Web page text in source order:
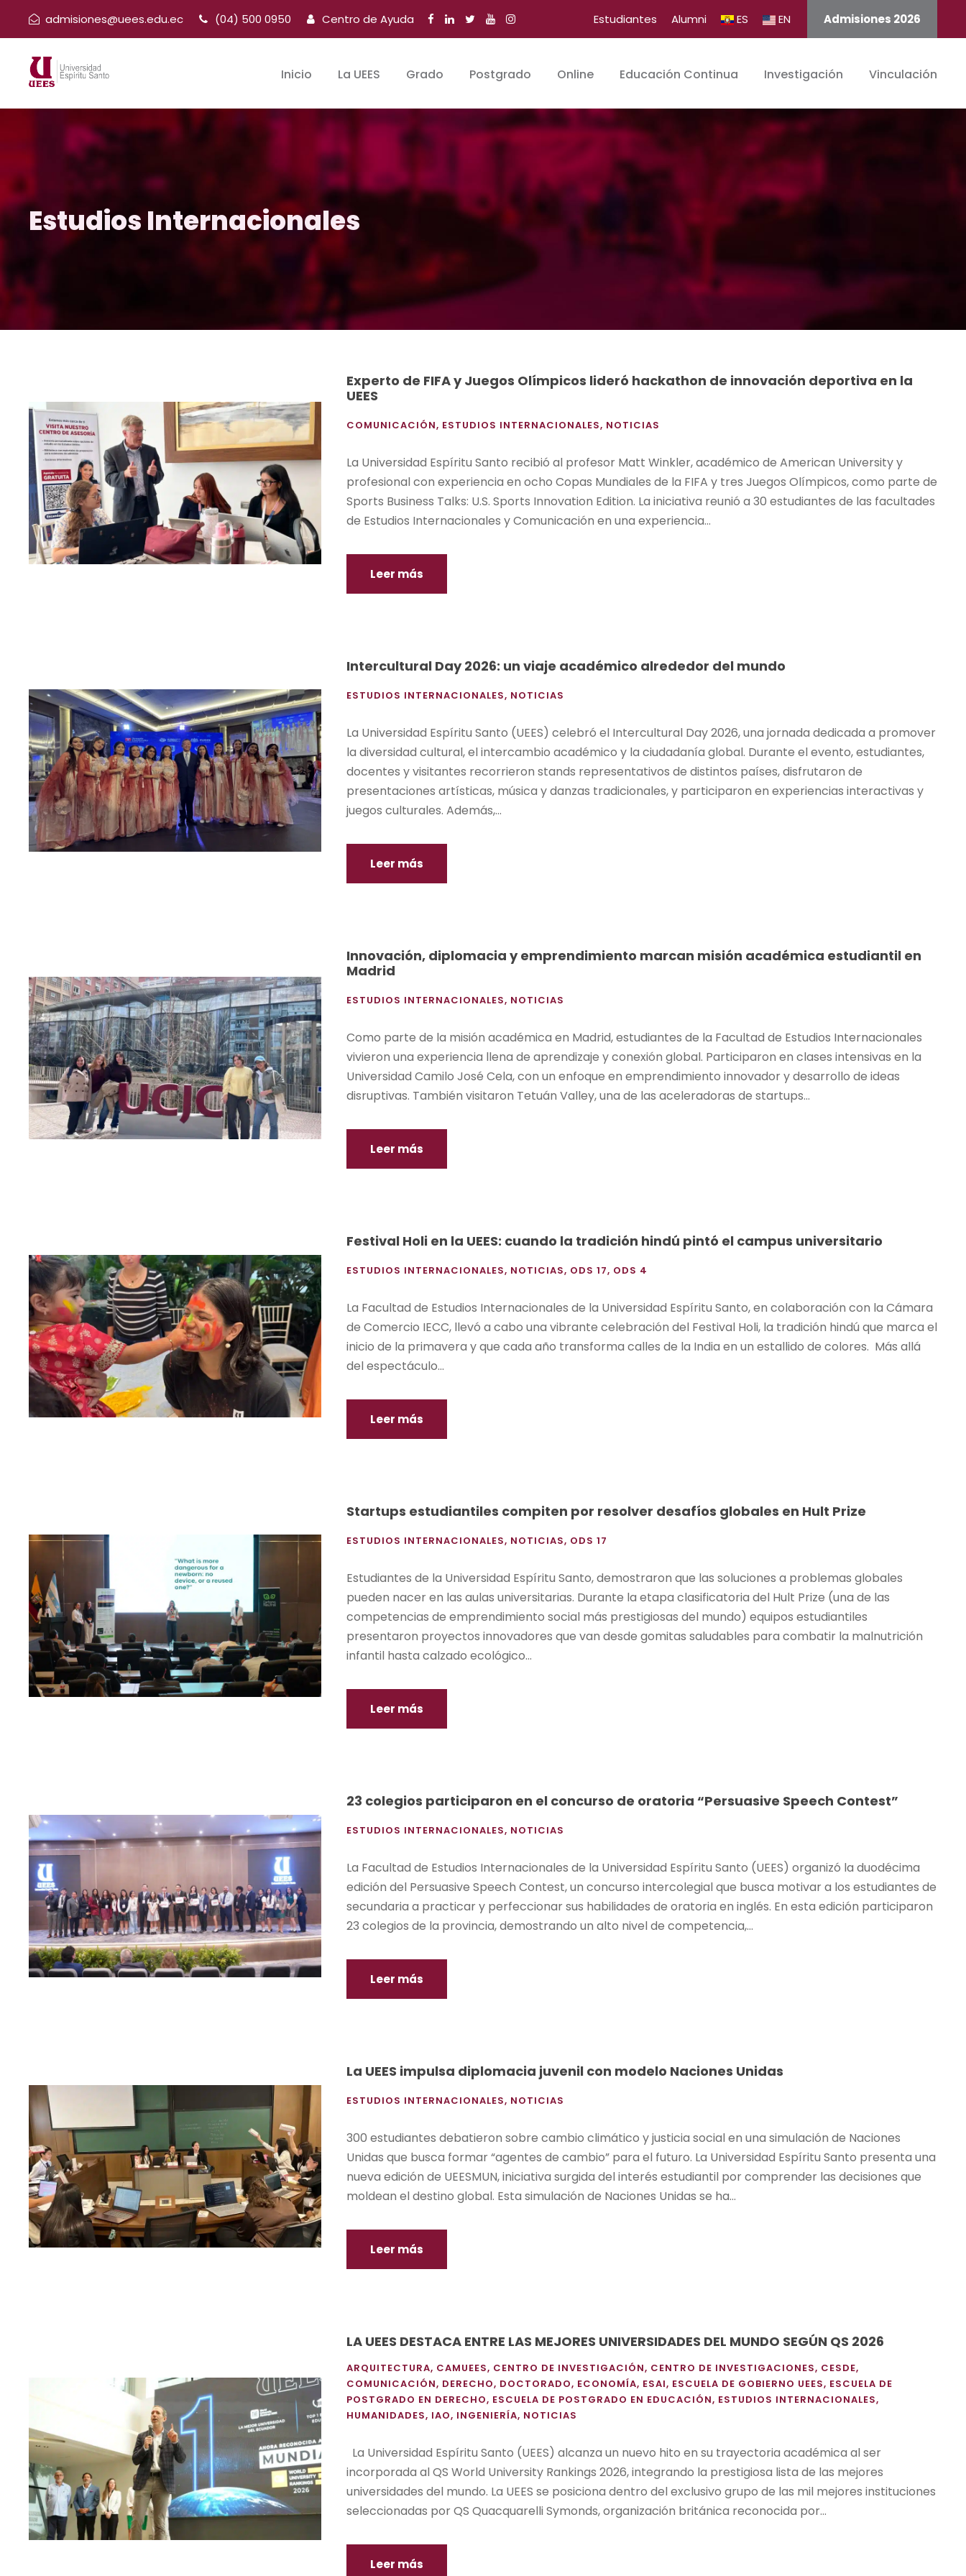
admisiones@uees.edu.ec (04) 500 0950 Centro de Ayuda Estudiantes Alumni ES EN Admisiones 2026
Inicio La UEES Grado Postgrado Online Educación Continua Investigación Vinculación
Estudios Internacionales
Experto de FIFA y Juegos Olímpicos lideró hackathon de innovación deportiva en la
UEES
COMUNICACIÓN, ESTUDIOS INTERNACIONALES, NOTICIAS
La Universidad Espíritu Santo recibió al profesor Matt Winkler, académico de American University y
profesional con experiencia en ocho Copas Mundiales de la FIFA y tres Juegos Olímpicos, como parte de
Sports Business Talks: U.S. Sports Innovation Edition. La iniciativa reunió a 30 estudiantes de las facultades
de Estudios Internacionales y Comunicación en una experiencia...
Leer más
Intercultural Day 2026: un viaje académico alrededor del mundo
ESTUDIOS INTERNACIONALES, NOTICIAS
La Universidad Espíritu Santo (UEES) celebró el Intercultural Day 2026, una jornada dedicada a promover
la diversidad cultural, el intercambio académico y la ciudadanía global. Durante el evento, estudiantes,
docentes y visitantes recorrieron stands representativos de distintos países, disfrutaron de
presentaciones artísticas, música y danzas tradicionales, y participaron en experiencias interactivas y
juegos culturales. Además,...
Leer más
Innovación, diplomacia y emprendimiento marcan misión académica estudiantil en
Madrid
ESTUDIOS INTERNACIONALES, NOTICIAS
Como parte de la misión académica en Madrid, estudiantes de la Facultad de Estudios Internacionales
vivieron una experiencia llena de aprendizaje y conexión global. Participaron en clases intensivas en la
Universidad Camilo José Cela, con un enfoque en emprendimiento innovador y desarrollo de ideas
disruptivas. También visitaron Tetuán Valley, una de las aceleradoras de startups...
Leer más
Festival Holi en la UEES: cuando la tradición hindú pintó el campus universitario
ESTUDIOS INTERNACIONALES, NOTICIAS, ODS 17, ODS 4
La Facultad de Estudios Internacionales de la Universidad Espíritu Santo, en colaboración con la Cámara
de Comercio IECC, llevó a cabo una vibrante celebración del Festival Holi, la tradición hindú que marca el
inicio de la primavera y que cada año transforma calles de la India en un estallido de colores. Más allá
del espectáculo...
Leer más
Startups estudiantiles compiten por resolver desafíos globales en Hult Prize
ESTUDIOS INTERNACIONALES, NOTICIAS, ODS 17
Estudiantes de la Universidad Espíritu Santo, demostraron que las soluciones a problemas globales
pueden nacer en las aulas universitarias. Durante la etapa clasificatoria del Hult Prize (una de las
competencias de emprendimiento social más prestigiosas del mundo) equipos estudiantiles
presentaron proyectos innovadores que van desde gomitas saludables para combatir la malnutrición
infantil hasta calzado ecológico...
Leer más
23 colegios participaron en el concurso de oratoria “Persuasive Speech Contest”
ESTUDIOS INTERNACIONALES, NOTICIAS
La Facultad de Estudios Internacionales de la Universidad Espíritu Santo (UEES) organizó la duodécima
edición del Persuasive Speech Contest, un concurso intercolegial que busca motivar a los estudiantes de
secundaria a practicar y perfeccionar sus habilidades de oratoria en inglés. En esta edición participaron
23 colegios de la provincia, demostrando un alto nivel de competencia,...
Leer más
La UEES impulsa diplomacia juvenil con modelo Naciones Unidas
ESTUDIOS INTERNACIONALES, NOTICIAS
300 estudiantes debatieron sobre cambio climático y justicia social en una simulación de Naciones
Unidas que busca formar “agentes de cambio” para el futuro. La Universidad Espíritu Santo presenta una
nueva edición de UEESMUN, iniciativa surgida del interés estudiantil por comprender las decisiones que
moldean el destino global. Esta simulación de Naciones Unidas se ha...
Leer más
LA UEES DESTACA ENTRE LAS MEJORES UNIVERSIDADES DEL MUNDO SEGÚN QS 2026
ARQUITECTURA, CAMUEES, CENTRO DE INVESTIGACIÓN, CENTRO DE INVESTIGACIONES, CESDE,
COMUNICACIÓN, DERECHO, DOCTORADO, ECONOMÍA, ESAI, ESCUELA DE GOBIERNO UEES, ESCUELA DE
POSTGRADO EN DERECHO, ESCUELA DE POSTGRADO EN EDUCACIÓN, ESTUDIOS INTERNACIONALES,
HUMANIDADES, IAO, INGENIERÍA, NOTICIAS
La Universidad Espíritu Santo (UEES) alcanza un nuevo hito en su trayectoria académica al ser
incorporada al QS World University Rankings 2026, integrando la prestigiosa lista de las mejores
universidades del mundo. La UEES se posiciona dentro del exclusivo grupo de las mil mejores instituciones
seleccionadas por QS Quacquarelli Symonds, organización británica reconocida por...
Leer más